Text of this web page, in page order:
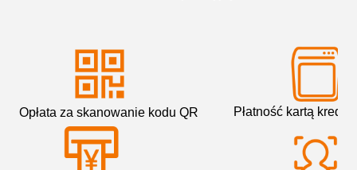
Opłata za skanowanie kodu QR Płatność kartą